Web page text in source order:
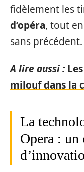
fidèlement les
d’opéra, tout
sans précédent.
A lire aussi :
milouf dans la
La
Opera :